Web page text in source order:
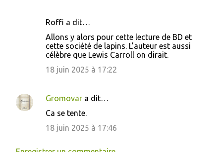
n
t
Roffi a dit…
Allons y alors pour cette lecture de BD et
cette société de lapins. L’auteur est aussi
célèbre que Lewis Carroll on dirait.
18 juin 2025 à 17:22
Gromovar a dit…
Ca se tente.
18 juin 2025 à 17:46